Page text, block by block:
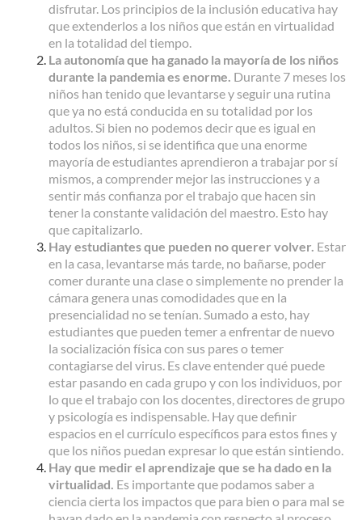
disfrutar. Los principios de la inclusión educativa hay
que extenderlos a los niños que están en virtualidad
en la totalidad del tiempo.
La autonomía que ha ganado la mayoría de los niños
durante la pandemia es enorme. Durante 7 meses los
niños han tenido que levantarse y seguir una rutina
que ya no está conducida en su totalidad por los
adultos. Si bien no podemos decir que es igual en
todos los niños, si se identifica que una enorme
mayoría de estudiantes aprendieron a trabajar por sí
mismos, a comprender mejor las instrucciones y a
sentir más confianza por el trabajo que hacen sin
tener la constante validación del maestro. Esto hay
que capitalizarlo.
Hay estudiantes que pueden no querer volver. Estar
en la casa, levantarse más tarde, no bañarse, poder
comer durante una clase o simplemente no prender la
cámara genera unas comodidades que en la
presencialidad no se tenían. Sumado a esto, hay
estudiantes que pueden temer a enfrentar de nuevo
la socialización física con sus pares o temer
contagiarse del virus. Es clave entender qué puede
estar pasando en cada grupo y con los individuos, por
lo que el trabajo con los docentes, directores de grupo
y psicología es indispensable. Hay que definir
espacios en el currículo específicos para estos fines y
que los niños puedan expresar lo que están sintiendo.
Hay que medir el aprendizaje que se ha dado en la
virtualidad. Es importante que podamos saber a
ciencia cierta los impactos que para bien o para mal se